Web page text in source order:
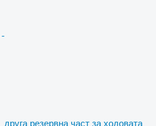
друга резервна част за ходовата